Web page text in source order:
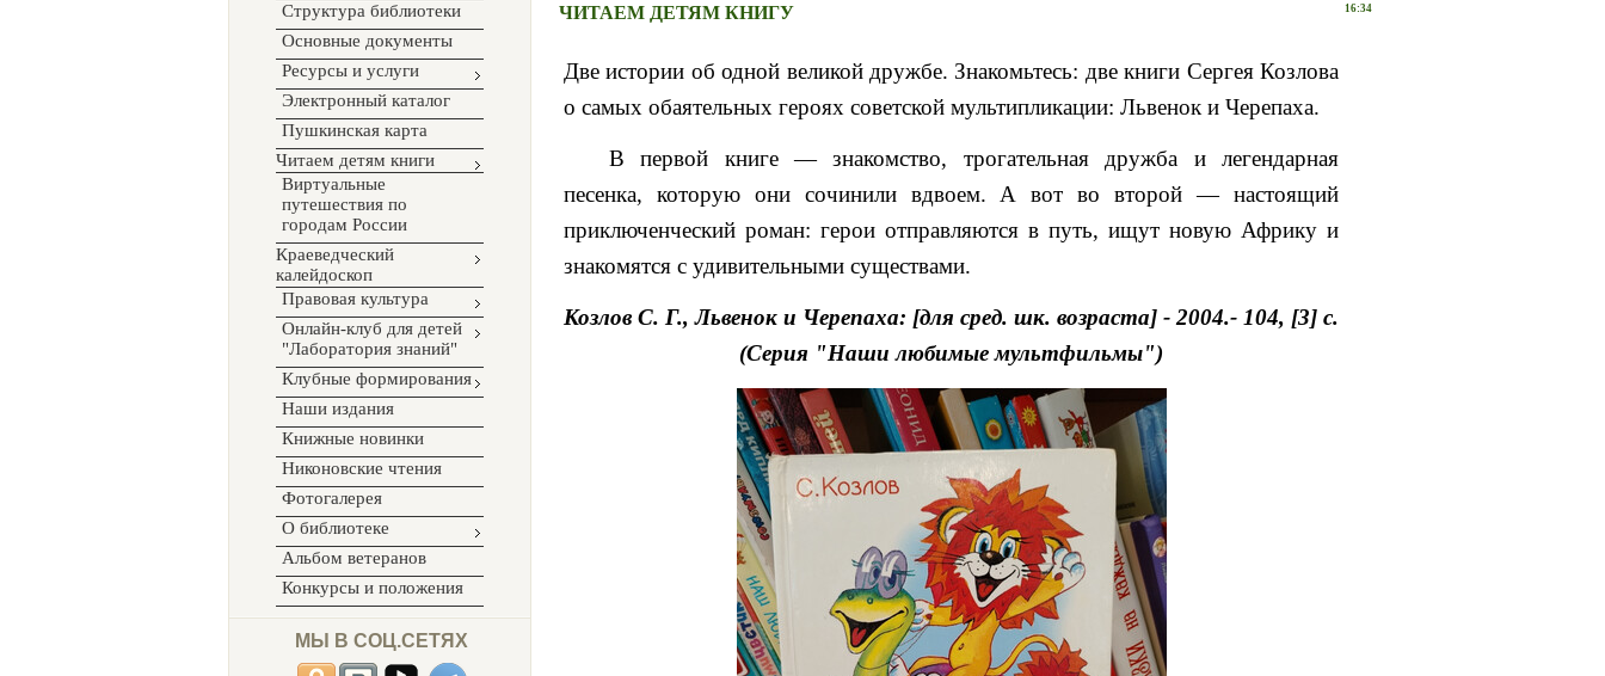
Структура библиотеки
Основные документы
Ресурсы и услуги
Электронный каталог
Пушкинская карта
Читаем детям книги
Виртуальные
путешествия по
городам России
Краеведческий
калейдоскоп
Правовая культура
Онлайн-клуб для детей
"Лаборатория знаний"
Клубные формирования
Наши издания
Книжные новинки
Никоновские чтения
Фотогалерея
О библиотеке
Альбом ветеранов
Конкурсы и положения
МЫ В СОЦ.СЕТЯХ
16:34
ЧИТАЕМ ДЕТЯМ КНИГУ
Две истории об одной великой дружбе. Знакомьтесь: две книги Сергея Козлова
о самых обаятельных героях советской мультипликации: Львенок и Черепаха.
В первой книге — знакомство, трогательная дружба и легендарная
песенка, которую они сочинили вдвоем. А вот во второй — настоящий
приключенческий роман: герои отправляются в путь, ищут новую Африку и
знакомятся с удивительными существами.
Козлов С. Г., Львенок и Черепаха: [для сред. шк. возраста] - 2004.- 104, [3] с.
(Серия "Наши любимые мультфильмы")